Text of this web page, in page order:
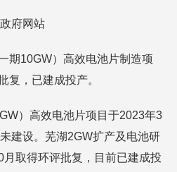
府网站
期10GW）高效电池片制造项
复，已建成投产。
）高效电池片项目于2023年3
建设。芜湖2GW扩产及电池研
取得环评批复，目前已建成投